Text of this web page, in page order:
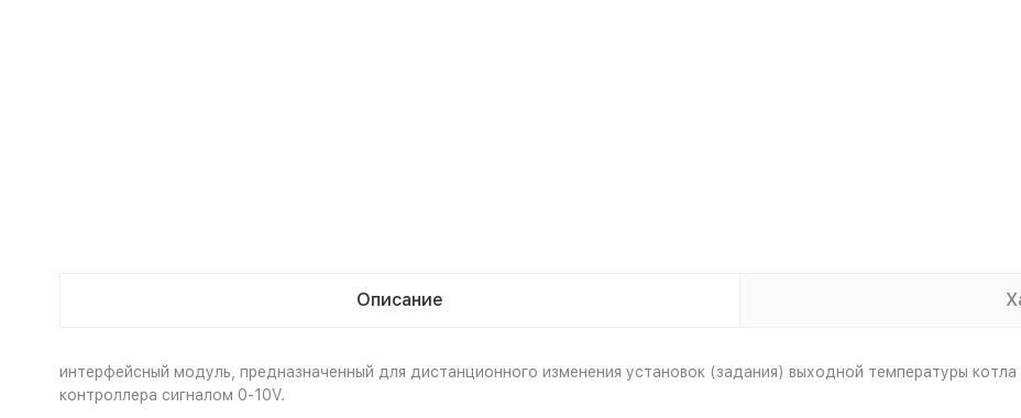
Описание
интерфейсный модуль, предназначенный для дистанционного изменения установок (задания) выходной температуры
контроллера сигналом 0-10V.